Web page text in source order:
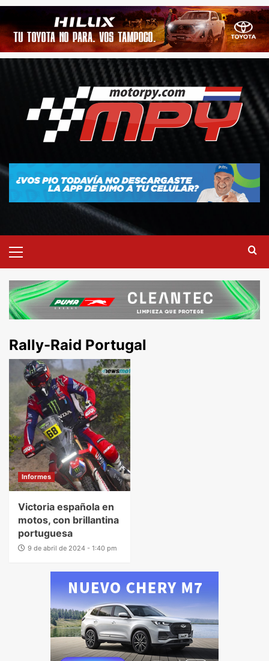
Rally-Raid Portugal
Informes
Victoria española en
motos, con brillantina
portuguesa
9 de abril de 2024 - 1:40 pm